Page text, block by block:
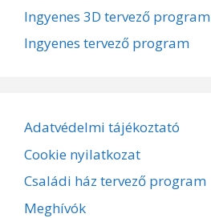
Ingyenes 3D tervező program
Ingyenes tervező program
Adatvédelmi tájékoztató
Cookie nyilatkozat
Családi ház tervező program
Meghívók